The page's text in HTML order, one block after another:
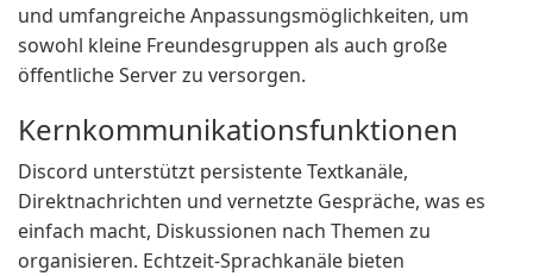
und umfangreiche Anpassungsmöglichkeiten, um
sowohl kleine Freundesgruppen als auch große
öffentliche Server zu versorgen.
Kernkommunikationsfunktionen
Discord unterstützt persistente Textkanäle,
Direktnachrichten und vernetzte Gespräche, was es
einfach macht, Diskussionen nach Themen zu
organisieren. Echtzeit-Sprachkanäle bieten